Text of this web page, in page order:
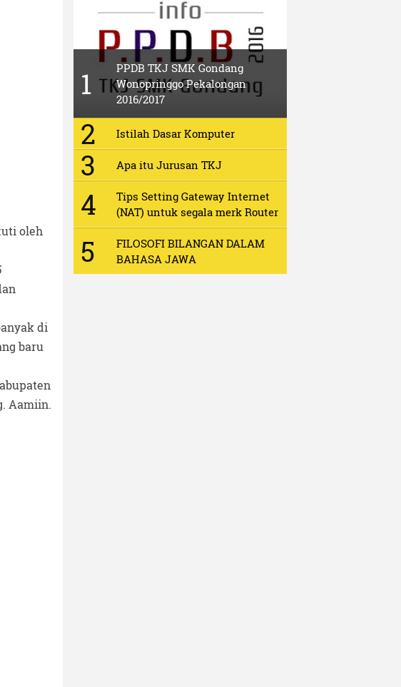
oleh
di
baru
Aamiin.
PPDB TKJ SMK Gondang
Wonopringgo Pekalongan
2016/2017
Istilah Dasar Komputer
Apa itu Jurusan TKJ
Tips Setting Gateway Internet
(NAT) untuk segala merk Router
FILOSOFI BILANGAN DALAM
BAHASA JAWA